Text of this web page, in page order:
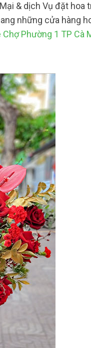
& dịch Vụ đặt hoa
những cửa hàng
Phường 1 TP Cà